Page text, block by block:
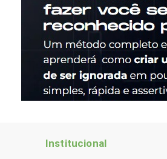
Institucional